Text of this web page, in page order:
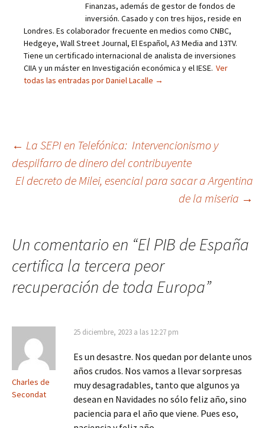
Finanzas, además de gestor de fondos de
inversión. Casado y con tres hijos, reside en
Londres. Es colaborador frecuente en medios como CNBC,
Hedgeye, Wall Street Journal, El Español, A3 Media and 13TV.
Tiene un certificado internacional de analista de inversiones
CIIA y un máster en Investigación económica y el IESE. Ver
todas las entradas por Daniel Lacalle →
Navegación
de
← La SEPI en Telefónica: Intervencionismo y
despilfarro de dinero del contribuyente
El decreto de Milei, esencial para sacar a Argentina
de la miseria →
Un comentario en “El PIB de España
certifica la tercera peor
recuperación de toda Europa”
Charles de
Secondat
25 diciembre, 2023 a las 12:27 pm
Es un desastre. Nos quedan por delante unos
años crudos. Nos vamos a llevar sorpresas
muy desagradables, tanto que algunos ya
desean en Navidades no sólo feliz año, sino
paciencia para el año que viene. Pues eso,